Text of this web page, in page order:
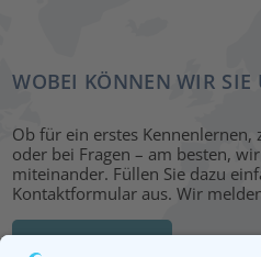
WOBEI KÖNNEN WIR SIE
Ob für ein erstes
oder bei Fragen – am besten,
miteinander. Füllen Sie dazu
Kontaktformular aus. Wir
KONTAKT